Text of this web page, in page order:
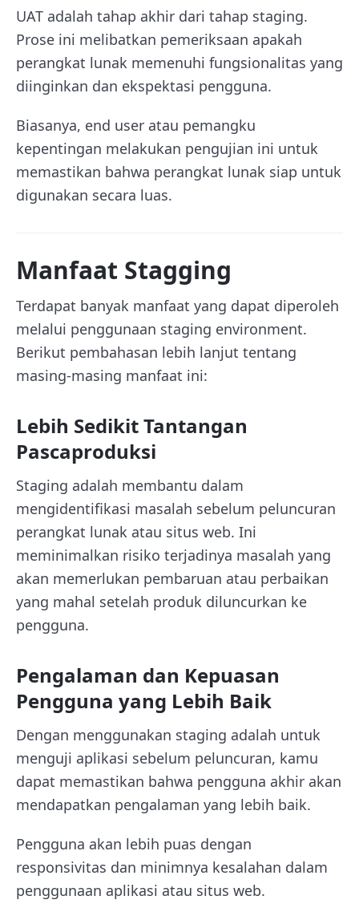
UAT adalah tahap akhir dari tahap staging.
Prose ini melibatkan pemeriksaan apakah
perangkat lunak memenuhi fungsionalitas yang
diinginkan dan ekspektasi pengguna.
Biasanya, end user atau pemangku
kepentingan melakukan pengujian ini untuk
memastikan bahwa perangkat lunak siap untuk
digunakan secara luas.
Manfaat Stagging
Terdapat banyak manfaat yang dapat diperoleh
melalui penggunaan staging environment.
Berikut pembahasan lebih lanjut tentang
masing-masing manfaat ini:
Lebih Sedikit Tantangan
Pascaproduksi
Staging adalah membantu dalam
mengidentifikasi masalah sebelum peluncuran
perangkat lunak atau situs web. Ini
meminimalkan risiko terjadinya masalah yang
akan memerlukan pembaruan atau perbaikan
yang mahal setelah produk diluncurkan ke
pengguna.
Pengalaman dan Kepuasan
Pengguna yang Lebih Baik
Dengan menggunakan staging adalah untuk
menguji aplikasi sebelum peluncuran, kamu
dapat memastikan bahwa pengguna akhir akan
mendapatkan pengalaman yang lebih baik.
Pengguna akan lebih puas dengan
responsivitas dan minimnya kesalahan dalam
penggunaan aplikasi atau situs web.